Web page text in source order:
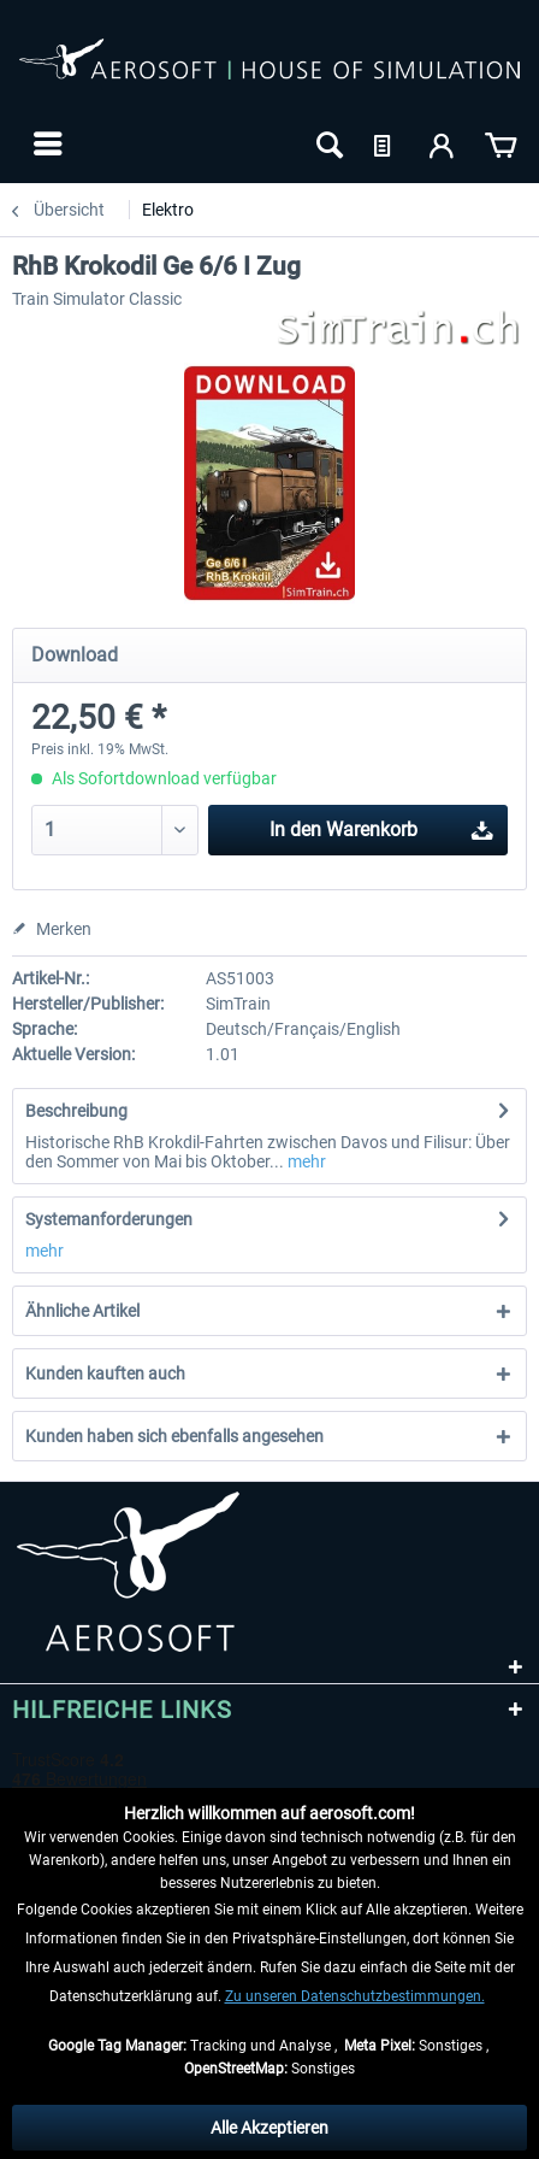
Übersicht Elektro
ICE 4 (BR 412)
34,95 € *
Stadler Flirt 3
RhB Krokodil Ge 6/6 I Zug
Train Simulator Classic
Download
22,50 € *
Preis inkl. 19% MwSt.
Als Sofortdownload verfügbar
In den Warenkorb
Merken
Artikel-Nr.:
AS51003
Hersteller/Publisher:
SimTrain
Sprache:
Deutsch/Français/English
Aktuelle Version:
1.01
Beschreibung
Historische RhB Krokdil-Fahrten zwischen Davos und Filisur: Über
den Sommer von Mai bis Oktober... mehr
Systemanforderungen
mehr
Ähnliche Artikel
Kunden kauften auch
Kunden haben sich ebenfalls angesehen
HILFREICHE LINKS
VERTRAG WIDERRUFEN
INFORMATIONEN
anders beschrieben.
** Gilt für Lieferungen innerhalb Deutschlands, Lieferzeiten für andere Länder
Herzlich willkommen auf aerosoft.com!
Wir verwenden Cookies. Einige davon sind technisch notwendig (z.B. für den
Warenkorb), andere helfen uns, unser Angebot zu verbessern und Ihnen ein
besseres Nutzererlebnis zu bieten.
Folgende Cookies akzeptieren Sie mit einem Klick auf Alle akzeptieren. Weitere
Informationen finden Sie in den Privatsphäre-Einstellungen, dort können Sie
Ihre Auswahl auch jederzeit ändern. Rufen Sie dazu einfach die Seite mit der
Datenschutzerklärung auf. Zu unseren Datenschutzbestimmungen.
Google Tag Manager:Tracking und Analyse , Meta Pixel:Sonstiges ,
OpenStreetMap: Sonstiges
Alle Akzeptieren